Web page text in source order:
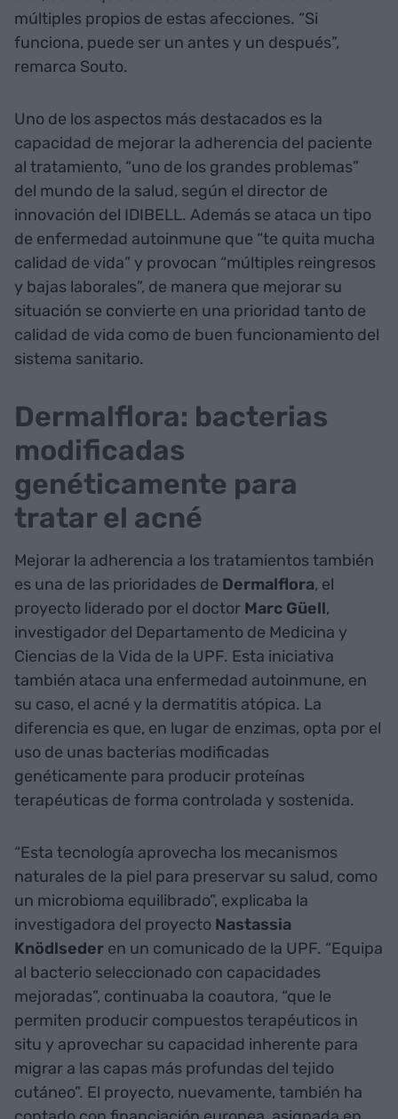
múltiples propios de estas afecciones. “Si
funciona, puede ser un antes y un después”,
remarca Souto.
Uno de los aspectos más destacados es la
capacidad de mejorar la adherencia del paciente
al tratamiento, “uno de los grandes problemas”
del mundo de la salud, según el director de
innovación del IDIBELL. Además se ataca un tipo
de enfermedad autoinmune que “te quita mucha
calidad de vida” y provocan “múltiples reingresos
y bajas laborales”, de manera que mejorar su
situación se convierte en una prioridad tanto de
calidad de vida como de buen funcionamiento del
sistema sanitario.
Dermalflora: bacterias
modificadas
genéticamente para
tratar el acné
Mejorar la adherencia a los tratamientos también
es una de las prioridades de Dermalflora, el
proyecto liderado por el doctor Marc Güell,
investigador del Departamento de Medicina y
Ciencias de la Vida de la UPF. Esta iniciativa
también ataca una enfermedad autoinmune, en
su caso, el acné y la dermatitis atópica. La
diferencia es que, en lugar de enzimas, opta por el
uso de unas bacterias modificadas
genéticamente para producir proteínas
terapéuticas de forma controlada y sostenida.
“Esta tecnología aprovecha los mecanismos
naturales de la piel para preservar su salud, como
un microbioma equilibrado”, explicaba la
investigadora del proyecto Nastassia
Knödlseder en un comunicado de la UPF. “Equipa
al bacterio seleccionado con capacidades
mejoradas”, continuaba la coautora, “que le
permiten producir compuestos terapéuticos in
situ y aprovechar su capacidad inherente para
migrar a las capas más profundas del tejido
cutáneo”. El proyecto, nuevamente, también ha